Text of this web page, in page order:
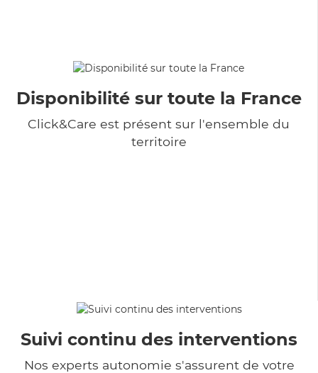
Disponibilité sur toute la France
Click&Care est présent sur l'ensemble du
territoire
Suivi continu des interventions
Nos experts autonomie s'assurent de votre